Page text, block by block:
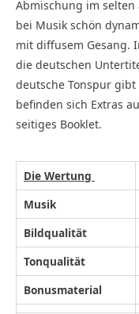
Abmischung im selten
bei Musik schön
mit diffusem Gesang.
die deutschen
deutsche Tonspur
befinden sich Extras
seitiges Booklet.
Die Wertung
Musik
Bildqualität
Tonqualität
Bonusmaterial